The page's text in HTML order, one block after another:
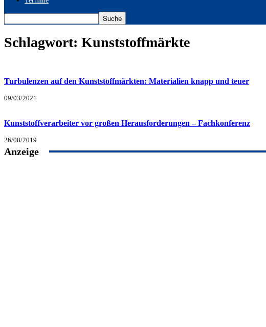
Schlagwort: Kunststoffmärkte
Turbulenzen auf den Kunststoffmärkten: Materialien knapp und teuer
09/03/2021
Kunststoffverarbeiter vor großen Herausforderungen – Fachkonferenz
26/08/2019
Anzeige